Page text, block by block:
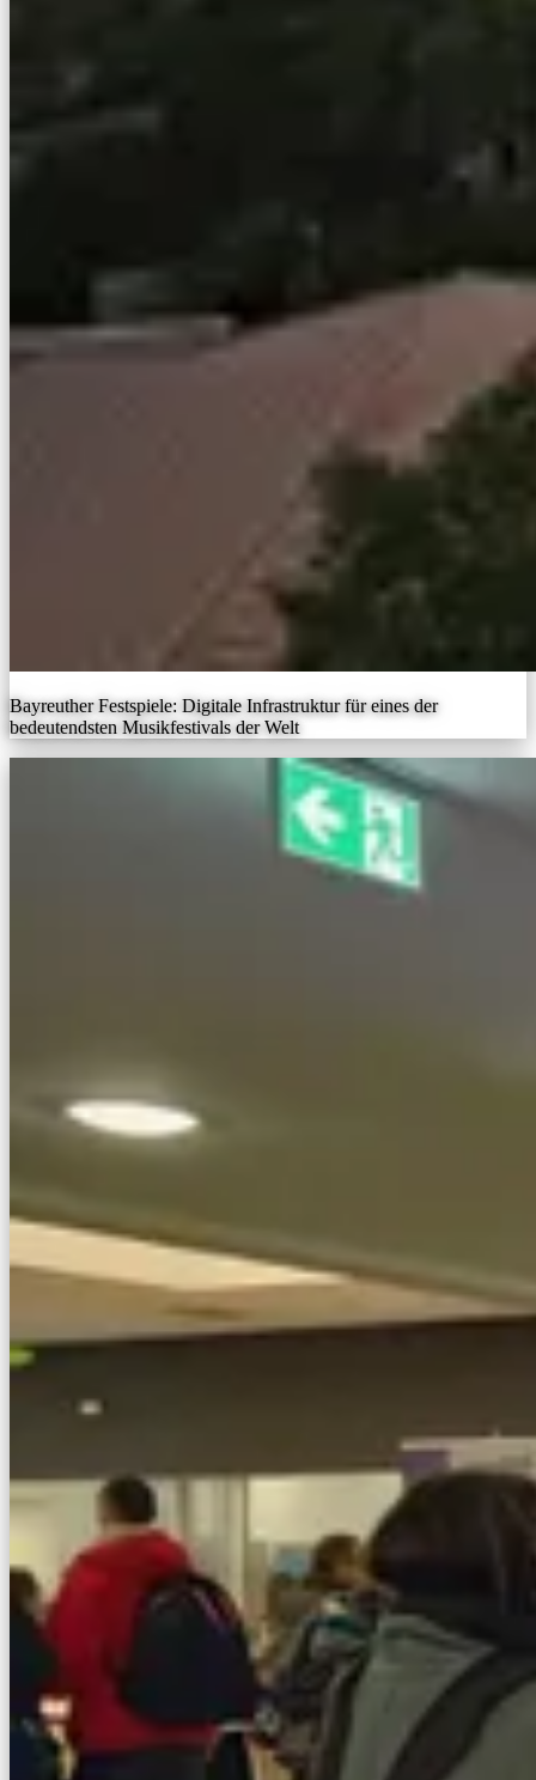
Bayreuther Festspiele: Digitale Infrastruktur für eines der
bedeutendsten Musikfestivals der Welt